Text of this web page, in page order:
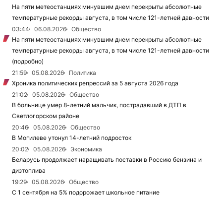
На пяти метеостанциях минувшим днем перекрыты абсолютные
температурные рекорды августа, в том числе 121-летней давности
03:44
06.08.2026
Общество
На пяти метеостанциях минувшим днем перекрыты абсолютные
температурные рекорды августа, в том числе 121-летней давности
(подробно)
21:59
05.08.2026
Политика
Хроника политических репрессий за 5 августа 2026 года
21:02
05.08.2026
Общество
В больнице умер 8-летний мальчик, пострадавший в ДТП в
Светлогорском районе
20:46
05.08.2026
Общество
В Могилеве утонул 14-летний подросток
20:02
05.08.2026
Экономика
Беларусь продолжает наращивать поставки в Россию бензина и
дизтоплива
19:29
05.08.2026
Общество
С 1 сентября на 5% подорожает школьное питание